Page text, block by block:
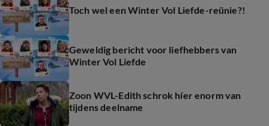
Toch wel een Winter Vol Liefde-reünie?!
Geweldig bericht voor liefhebbers van
Winter Vol Liefde
Zoon WVL-Edith schrok híer enorm van
tijdens deelname